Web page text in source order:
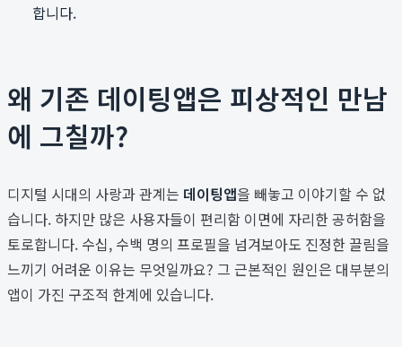
합니다.
왜 기존 데이팅앱은 피상적인 만남
에 그칠까?
디지털 시대의 사랑과 관계는 데이팅앱을 빼놓고 이야기할 수 없
습니다. 하지만 많은 사용자들이 편리함 이면에 자리한 공허함을
토로합니다. 수십, 수백 명의 프로필을 넘겨보아도 진정한 끌림을
느끼기 어려운 이유는 무엇일까요? 그 근본적인 원인은 대부분의
앱이 가진 구조적 한계에 있습니다.